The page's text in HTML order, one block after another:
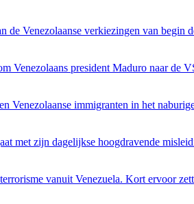
Venezolaanse verkiezingen van begin
Venezolaans president Maduro naar de
Venezolaanse immigranten in het
met zijn dagelijkse hoogdravende
vanuit Venezuela. Kort ervoor